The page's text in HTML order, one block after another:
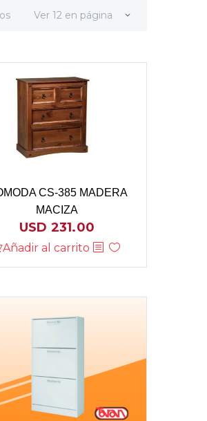
Ver 12 en página
CS-385 MADERA
MACIZA
USD 231.00
Añadir al carrito